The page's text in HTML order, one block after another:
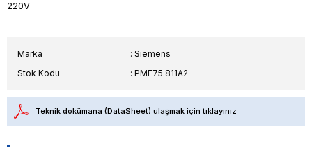
220V
Marka : Siemens
Stok Kodu
PME75.811A2
Teknik dokümana (DataSheet) ulaşmak için tıklayınız